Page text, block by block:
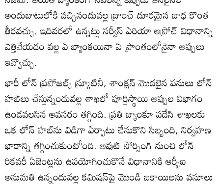
అందుబాటులోకి వచ్చినందువల్ల బ్రాంచ్ దూరమైన బాధ కొంత
తీరవచ్చు. ఇదివరలో ఉన్నట్లు సర్వీస్ ఏరియా అప్రోచ్ విధానాన్ని
ఎత్తివేయడం వల్ల ఏ బ్యాంకయినా ఏ ప్రాంతంలోనైనా అప్పులు
ఇవ్వొచ్చు.
భారీ లోన్ ప్రపోజల్స్ స్క్రూటినీ, శాంక్షన్ మొదలైన పనులు లోన్
హబ్‌లు చేస్తున్నందువల్ల శాఖలో పూర్తిస్థాయి అప్పుల విభాగం
ఉండవలసిన అవసరం తగ్గింది. ప్రతి బ్యాంకూ పదేసి శాఖలకు
ఒక లోన్ హబ్‌ను విడిగా ఏర్పాటు చేసుకొని సిబ్బంది, నిర్వహణ
భారాన్ని తగ్గించుకుంటోంది. అవుట్ సోర్సింగ్ నుంచి లోన్
రికవరీ ఏజెంట్లను ఉపయోగించుకొనే విధానానికి ఆర్బీఐ
అనుమతి ఉన్నందువల్ల కమిషన్‌పై మొండి బకాయిలను వసూలు